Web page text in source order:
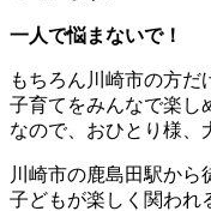
一人で悩まないで！
もちろん川崎市の方だ
子育てをみんなで楽し
なので、おひとり様、
川崎市の鹿島田駅から
子どもが楽しく関われ